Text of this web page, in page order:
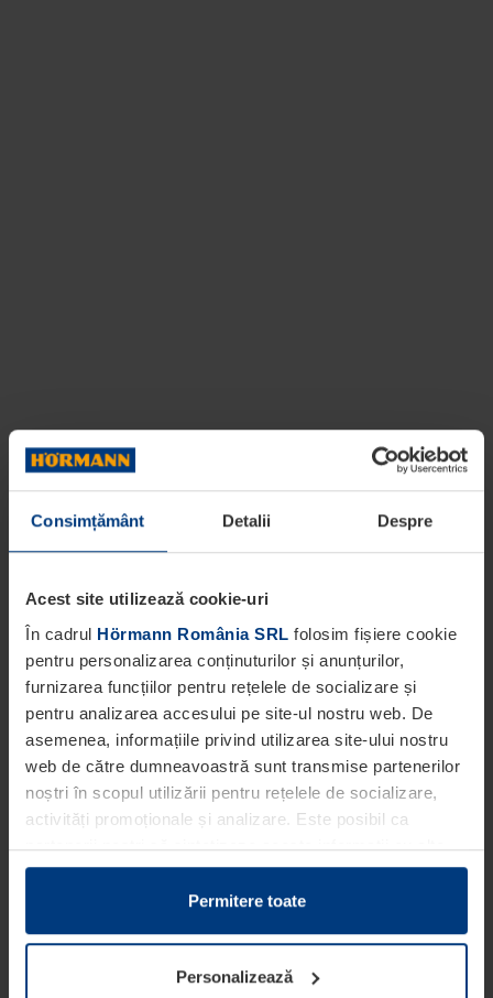
Consimțământ Detalii Despre
Acest site utilizează cookie-uri
În cadrul Hörmann România SRL folosim fișiere cookie
pentru personalizarea conținuturilor și anunțurilor,
furnizarea funcțiilor pentru rețelele de socializare și
pentru analizarea accesului pe site-ul nostru web. De
asemenea, informațiile privind utilizarea site-ului nostru
web de către dumneavoastră sunt transmise partenerilor
noștri în scopul utilizării pentru rețelele de socializare,
activități promoționale și analizare. Este posibil ca
partenerii noștri să sintetizeze aceste informații cu alte
date pe care dumneavoastră le-ați pus la dispoziția
acestora ori care au fost colectate în cadrul utilizării
Din punct de vedere legal, putem stoca fișiere cookie pe
dispozitivul dumneavoastră în cazul în care acestea sunt
Permitere toate
Personalizează